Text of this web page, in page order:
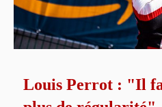
Louis Perrot : "Il